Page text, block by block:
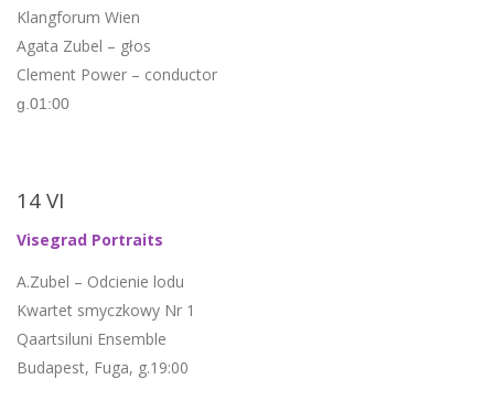
Klangforum Wien
Agata Zubel – głos
Clement Power – conductor
g.01:00
14 VI
Visegrad Portraits
A.Zubel – Odcienie lodu
Kwartet smyczkowy Nr 1
Qaartsiluni Ensemble
Budapest, Fuga, g.19:00